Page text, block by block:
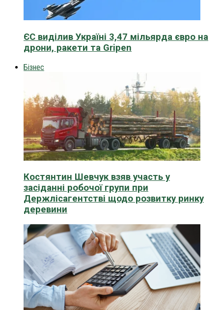
ЄС виділив Україні 3,47 мільярда євро на
дрони, ракети та Gripen
Бізнес
Костянтин Шевчук взяв участь у
засіданні робочої групи при
Держлісагентстві щодо розвитку ринку
деревини